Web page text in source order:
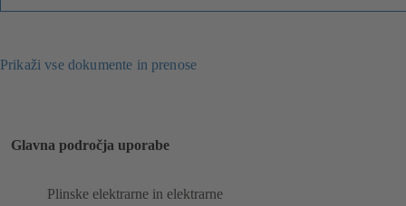
Prikaži vse dokumente in prenose
Glavna področja uporabe
Plinske elektrarne in elektrarne